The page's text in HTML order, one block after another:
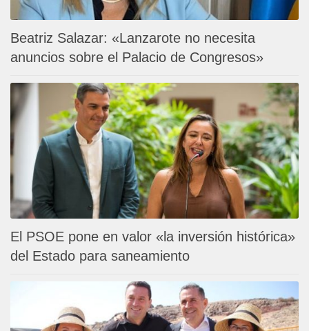
Beatriz Salazar: «Lanzarote no necesita
anuncios sobre el Palacio de Congresos»
El PSOE pone en valor «la inversión histórica»
del Estado para saneamiento